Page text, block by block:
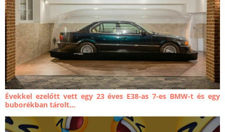
Évekkel ezelőtt vett egy 23 éves E38-as 7-es BMW-t és egy
buborékban tárolt...